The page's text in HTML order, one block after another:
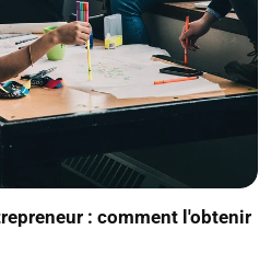
: comment l'obtenir